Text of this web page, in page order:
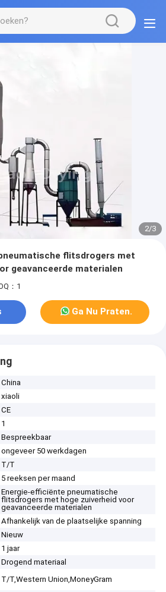
2/3
flitsdrogers met
geavanceerde materialen
：1
Ga Nu Praten.
China
xiaoli
CE
1
Bespreekbaar
ongeveer 50 werkdagen
T/T
5 reeksen per maand
Energie-efficiënte pneumatische
flitsdrogers met hoge zuiverheid voor
geavanceerde materialen
Afhankelijk van de plaatselijke spanning
Nieuw
1 jaar
Drogend materiaal
T/T,Western Union,MoneyGram